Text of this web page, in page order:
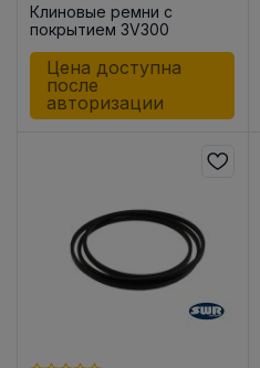
Клиновые ремни с
покрытием 3V300
Цена доступна
после
авторизации